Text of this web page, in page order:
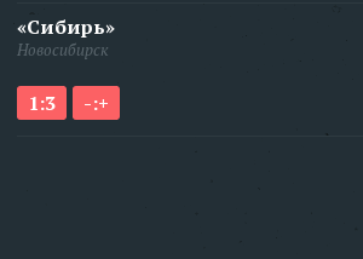
«Сибирь»
Новосибирск
1:3 -:+